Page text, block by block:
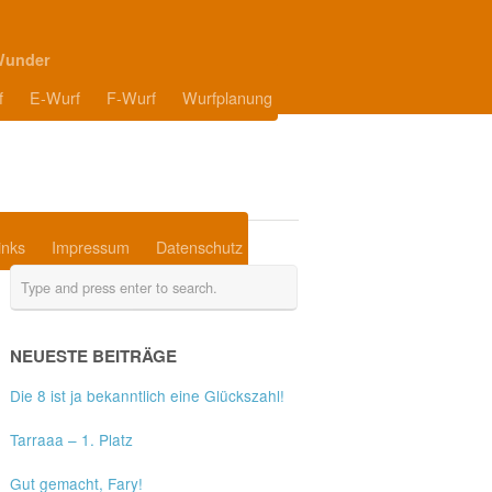
E-Wurf F-Wurf Wurfplanung
Impressum Datenschutz
NEUESTE BEITRÄGE
Die 8 ist ja bekanntlich eine Glückszahl!
Tarraaa – 1. Platz
Gut gemacht, Fary!